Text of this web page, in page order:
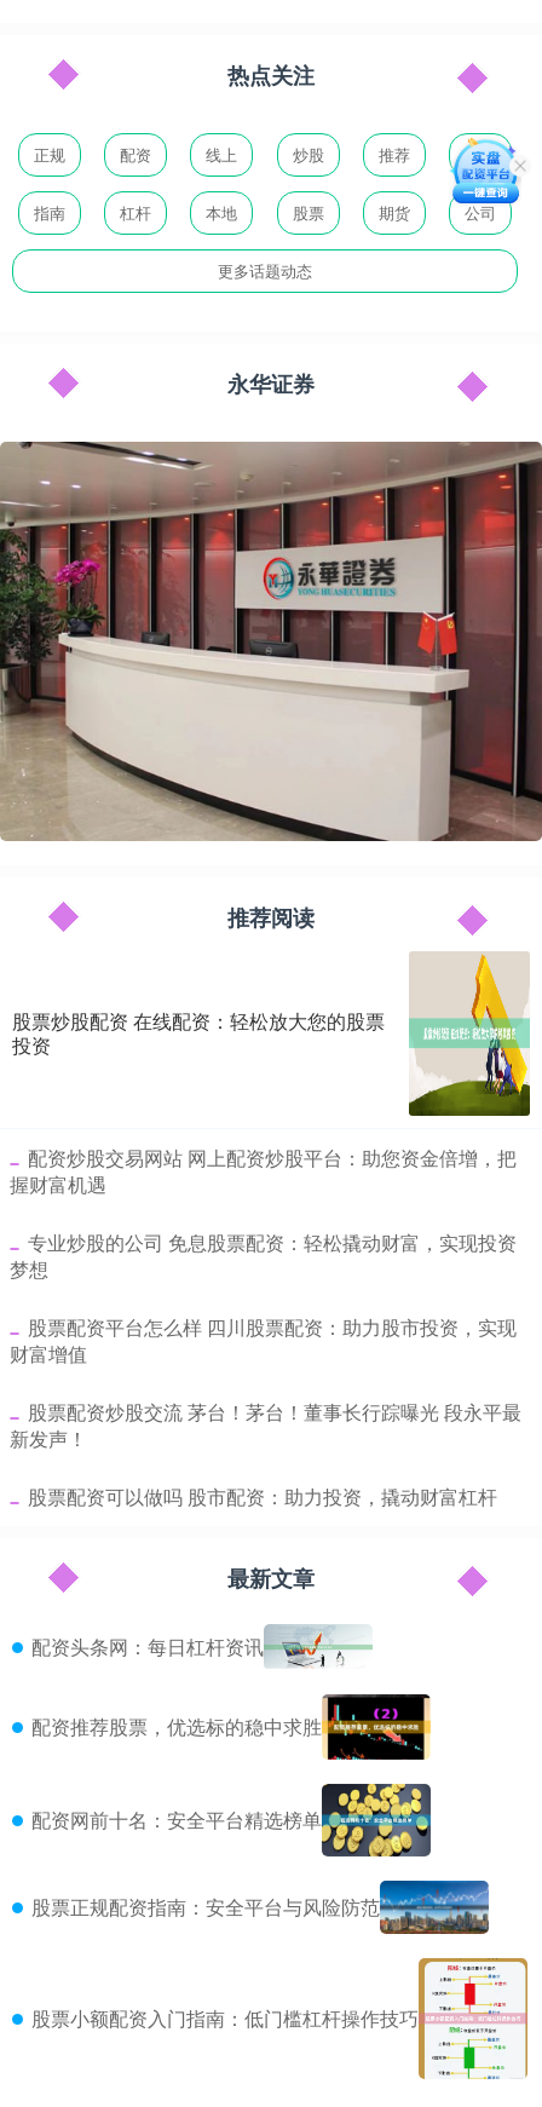
热点关注
正规 配资 线上 炒股 推荐 平台
指南 杠杆 本地 股票 期货 公司
更多话题动态
永华证券
推荐阅读
股票炒股配资 在线配资：轻松放大您的股票
投资
​配资炒股交易网站 网上配资炒股平台：助您资金倍增，把
握财富机遇
​专业炒股的公司 免息股票配资：轻松撬动财富，实现投资
梦想
​股票配资平台怎么样 四川股票配资：助力股市投资，实现
财富增值
​股票配资炒股交流 茅台！茅台！董事长行踪曝光 段永平最
新发声！
​股票配资可以做吗 股市配资：助力投资，撬动财富杠杆
最新文章
配资头条网：每日杠杆资讯
配资推荐股票，优选标的稳中求胜
配资网前十名：安全平台精选榜单
股票正规配资指南：安全平台与风险防范
股票小额配资入门指南：低门槛杠杆操作技巧